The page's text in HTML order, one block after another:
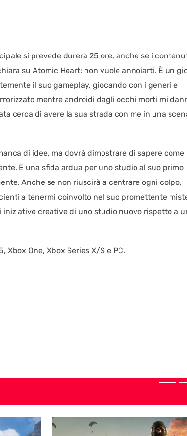
si prevede durerà 25 ore, anche se i
su Atomic Heart: non vuole annoiarti. È un
il suo gameplay, giocando con i generi e
mentre androidi dagli occhi morti mi
cerca di avere la sua strada con me in una
di idee, ma dovrà dimostrare di sapere come
È una sfida ardua per uno studio al suo primo
Anche se non riuscirà a centrare ogni colpo,
a tenermi coinvolto nel suo promettente
creative di uno studio nuovo rispetto a
Xbox One, Xbox Series X/S e PC.